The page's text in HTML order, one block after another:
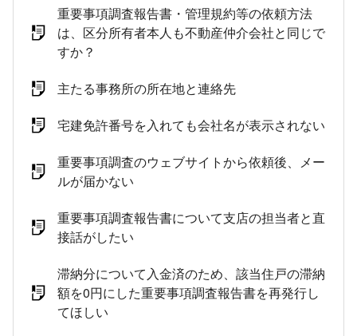
重要事項調査報告書・管理規約等の依頼方法
は、区分所有者本人も不動産仲介会社と同じで
すか？
主たる事務所の所在地と連絡先
宅建免許番号を入れても会社名が表示されない
重要事項調査のウェブサイトから依頼後、メー
ルが届かない
重要事項調査報告書について支店の担当者と直
接話がしたい
滞納分について入金済のため、該当住戸の滞納
額を0円にした重要事項調査報告書を再発行し
てほしい